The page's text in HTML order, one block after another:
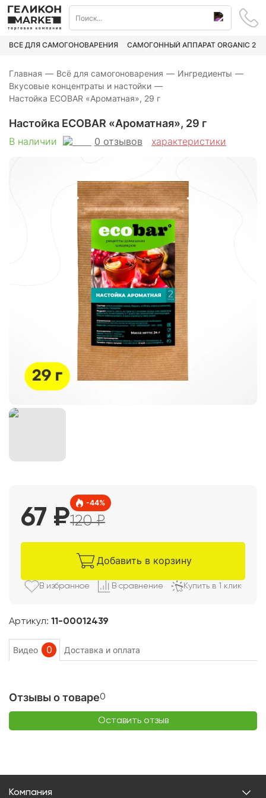
ВСЁ ДЛЯ САМОГОНОВАРЕНИЯ САМОГОННЫЙ АППАРАТ ORGANIC 2
Главная — Всё для самогоноварения — Ингредиенты —
Вкусовые концентраты и настойки —
Настойка ECOBAR «Ароматная», 29 г
Настойка ECOBAR «Ароматная», 29 г
В наличии 0 отзывов характеристики
Артикул: 11-00012439
67 ₽
-44%
120₽
Добавить в корзину
В избранное В сравнение Купить в 1 клик
Видео 0 Доставка и оплата
Отзывы о товаре0
Оставить отзыв
Компания